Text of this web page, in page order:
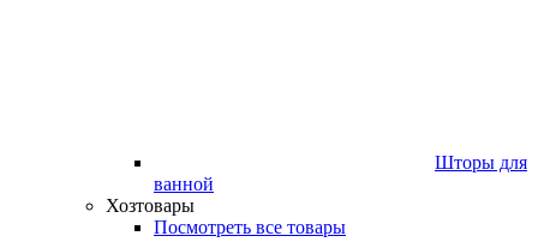
Шторы для
ванной
Хозтовары
Посмотреть все товары